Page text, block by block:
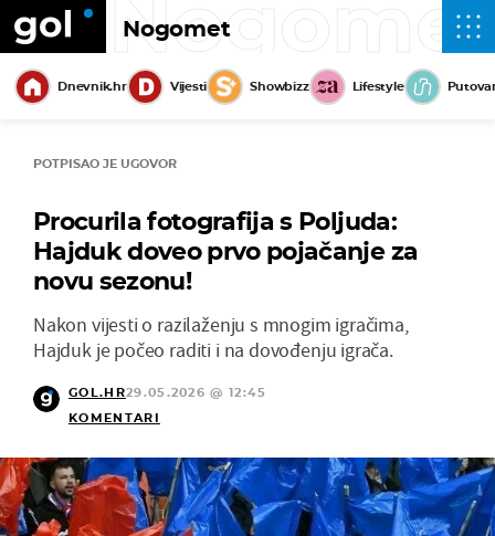
Nogomet
Dnevnik.hr Vijesti Showbizz Lifestyle
POTPISAO JE UGOVOR
Procurila fotografija s Poljuda:
Hajduk doveo prvo pojačanje za
novu sezonu!
Nakon vijesti o razilaženju s mnogim igračima,
Hajduk je počeo raditi i na dovođenju igrača.
GOL.HR29.05.2026 @ 12:45
KOMENTARI